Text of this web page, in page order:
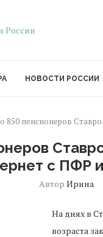
НОВОСТИ РОССИИ
850 пенсионеров
с ПФР
Автор Ирина
На днях в
возраста